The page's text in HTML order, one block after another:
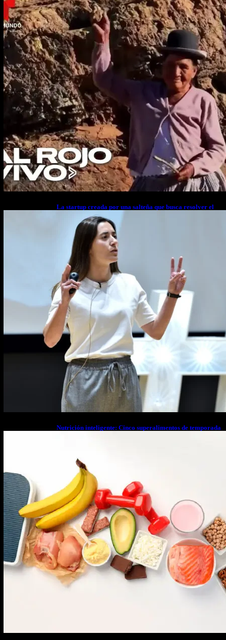
La startup creada por una salteña que busca resolver el
estrés financiero en Latinoamérica
Nutrición inteligente: Cinco superalimentos de temporada